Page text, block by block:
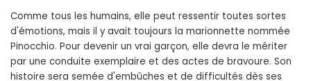
Comme tous les humains, elle peut ressentir toutes sortes
d'émotions, mais il y avait toujours la marionnette nommée
Pinocchio. Pour devenir un vrai garçon, elle devra le mériter
par une conduite exemplaire et des actes de bravoure. Son
histoire sera semée d'embûches et de difficultés dès ses